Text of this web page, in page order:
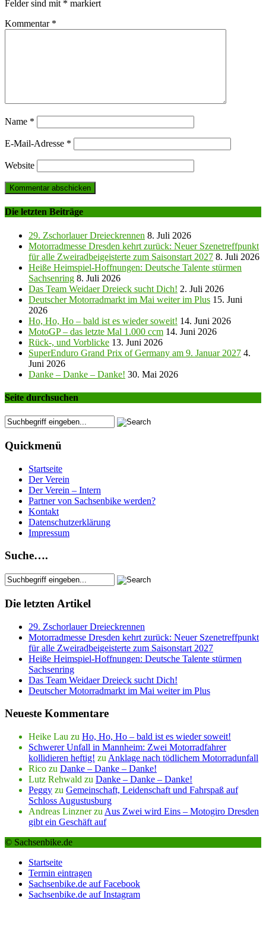
Felder sind mit * markiert
Kommentar *
Name *
E-Mail-Adresse *
Website
Die letzten Beiträge
29. Zschorlauer Dreieckrennen 8. Juli 2026
Motorradmesse Dresden kehrt zurück: Neuer Szenetreffpunkt
für alle Zweiradbeigeisterte zum Saisonstart 2027 8. Juli 2026
Heiße Heimspiel-Hoffnungen: Deutsche Talente stürmen
Sachsenring 8. Juli 2026
Das Team Weidaer Dreieck sucht Dich! 2. Juli 2026
Deutscher Motorradmarkt im Mai weiter im Plus 15. Juni
2026
Ho, Ho, Ho – bald ist es wieder soweit! 14. Juni 2026
MotoGP – das letzte Mal 1.000 ccm 14. Juni 2026
Rück-, und Vorblicke 13. Juni 2026
SuperEnduro Grand Prix of Germany am 9. Januar 2027 4.
Juni 2026
Danke – Danke – Danke! 30. Mai 2026
Seite durchsuchen
Quickmenü
Startseite
Der Verein
Der Verein – Intern
Partner von Sachsenbike werden?
Kontakt
Datenschutzerklärung
Impressum
Suche….
Die letzten Artikel
29. Zschorlauer Dreieckrennen
Motorradmesse Dresden kehrt zurück: Neuer Szenetreffpunkt
für alle Zweiradbeigeisterte zum Saisonstart 2027
Heiße Heimspiel-Hoffnungen: Deutsche Talente stürmen
Sachsenring
Das Team Weidaer Dreieck sucht Dich!
Deutscher Motorradmarkt im Mai weiter im Plus
Neueste Kommentare
Heike Lau zu Ho, Ho, Ho – bald ist es wieder soweit!
Schwerer Unfall in Mannheim: Zwei Motorradfahrer
kollidieren heftig! zu Anklage nach tödlichem Motorradunfall
Rico zu Danke – Danke – Danke!
Lutz Rehwald zu Danke – Danke – Danke!
Peggy zu Gemeinschaft, Leidenschaft und Fahrspaß auf
Schloss Augustusburg
Andreas Linznerzu Aus Zwei wird Eins – Motogiro Dresden
gibt ein Geschäft auf
© Sachsenbike.de
Startseite
Termin eintragen
Sachsenbike.de auf Facebook
Sachsenbike.de auf Instagram